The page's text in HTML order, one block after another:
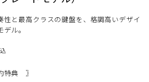
性と最高クラスの鍵盤を、格調高いデザイ
ル。
特典 〗